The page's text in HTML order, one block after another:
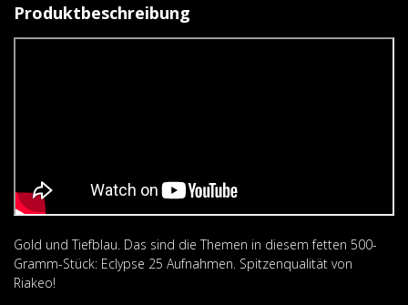
Produktbeschreibung
Gold und Tiefblau. Das sind die Themen in diesem fetten 500-
Gramm-Stück: Eclypse 25 Aufnahmen. Spitzenqualität von
Riakeo!